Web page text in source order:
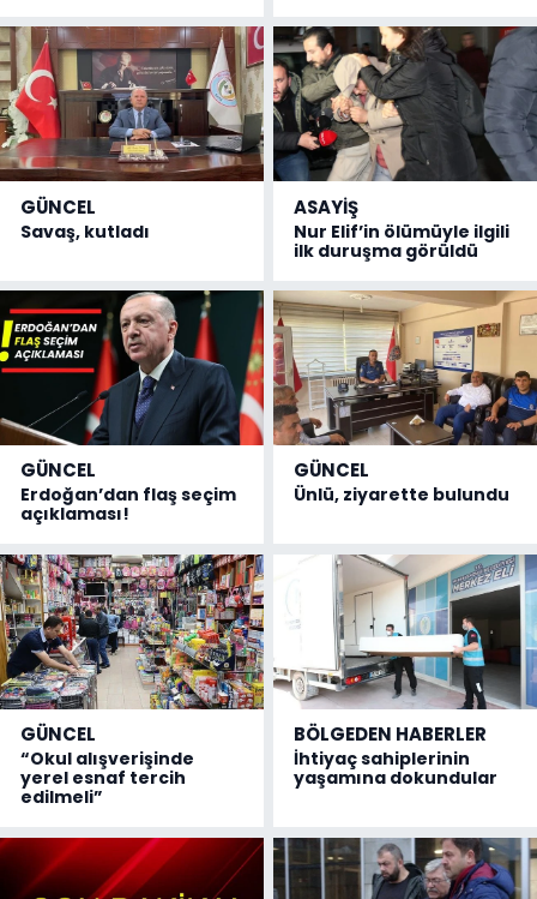
GÜNCEL
Savaş, kutladı
ASAYİŞ
Nur Elif’in ölümüyle ilgili
ilk duruşma görüldü
GÜNCEL
Erdoğan’dan flaş seçim
açıklaması!
GÜNCEL
Ünlü, ziyarette bulundu
GÜNCEL
“Okul alışverişinde
yerel esnaf tercih
edilmeli”
BÖLGEDEN HABERLER
İhtiyaç sahiplerinin
yaşamına dokundular